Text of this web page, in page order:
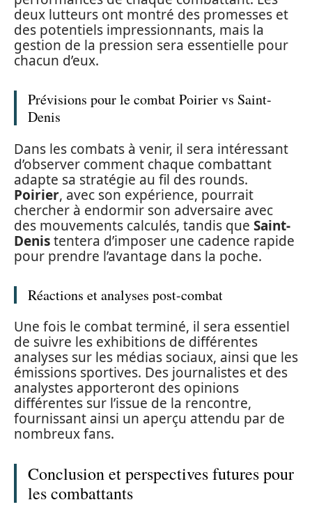
deux lutteurs ont montré des promesses et
des potentiels impressionnants, mais la
gestion de la pression sera essentielle pour
chacun d’eux.
Prévisions pour le combat Poirier vs Saint-
Denis
Dans les combats à venir, il sera intéressant
d’observer comment chaque combattant
adapte sa stratégie au fil des rounds.
Poirier, avec son expérience, pourrait
chercher à endormir son adversaire avec
des mouvements calculés, tandis que Saint-
Denistentera d’imposer une cadence rapide
pour prendre l’avantage dans la poche.
Réactions et analyses post-combat
Une fois le combat terminé, il sera essentiel
de suivre les exhibitions de différentes
analyses sur les médias sociaux, ainsi que les
émissions sportives. Des journalistes et des
analystes apporteront des opinions
différentes sur l’issue de la rencontre,
fournissant ainsi un aperçu attendu par de
nombreux fans.
Conclusion et perspectives futures pour
les combattants